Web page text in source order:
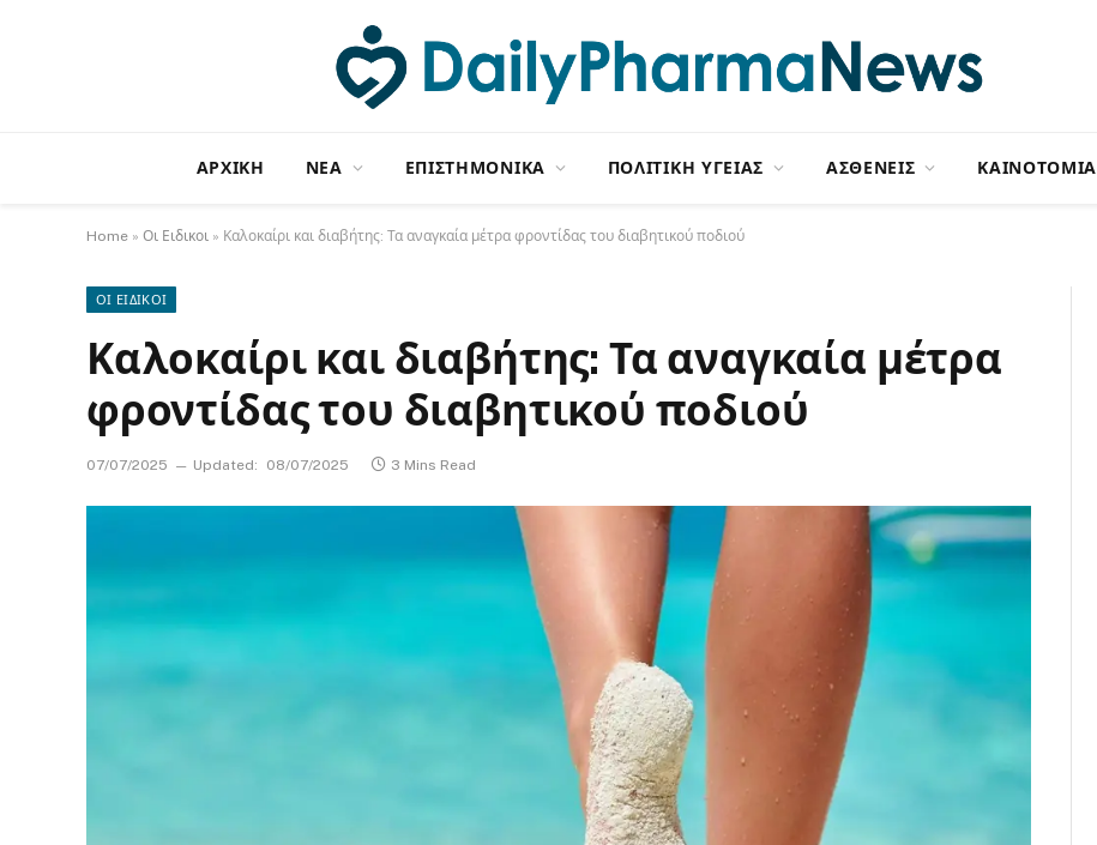
ΑΡΧΙΚΗ NΕΑ ΕΠΙΣΤΗΜΟΝΙΚΑ ΠΟΛΙΤΙΚΗ ΥΓΕΙΑΣ ΑΣΘΕΝΕΙΣ ΚΑΙΝΟΤΟΜΙΑ
Home » Οι Ειδικοι » Καλοκαίρι και διαβήτης: Τα αναγκαία μέτρα φροντίδας του διαβητικού ποδιού
ΟΙ ΕΙΔΙΚΟΙ
Καλοκαίρι και διαβήτης: Τα αναγκαία μέτρα
φροντίδας του διαβητικού ποδιού
07/07/2025 Updated: 08/07/2025 3 Mins Read